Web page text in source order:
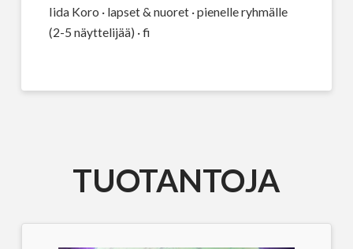
Iida Koro · lapset & nuoret · pienelle ryhmälle
(2-5 näyttelijää) · fi
TUOTANTOJA